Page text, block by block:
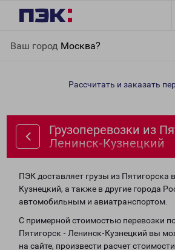
Ваш город Москва?
Ленинск-Кузнецкий
Рассчитать и заказать
Грузоперевозки из
Ленинск-Кузнецкий
ПЭК доставляет грузы из Пятигорска
Кузнецкий, а также в другие города
автомобильным и авиатранспортом.
С примерной стоимостью перевозки
Пятигорск - Ленинск-Кузнецкий вы
на сайте, произвести расчет